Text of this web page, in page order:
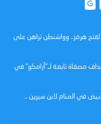
6 شروط لفتح هرمز.. وواشنطن تراهن على
مصفاة تابعة لـ"أرامكو" في
في المنام لابن سيرين ..